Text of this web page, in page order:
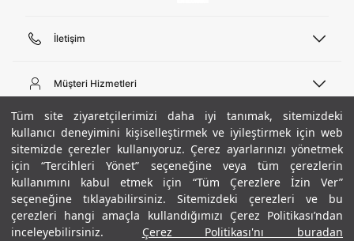
Tüm site ziyaretçilerimizi daha iyi tanımak, sitemizdeki
kullanıcı deneyimini kişiselleştirmek ve iyileştirmek için web
sitemizde çerezler kullanıyoruz. Çerez ayarlarınızı yönetmek
için “Tercihleri Yönet” seçeneğine veya tüm çerezlerin
kullanımını kabul etmek için “Tüm Çerezlere İzin Ver”
seçeneğine tıklayabilirsiniz. Sitemizdeki çerezleri ve bu
çerezleri hangi amaçla kullandığımızı Çerez Politikası’ndan
inceleyebilirsiniz.
Çerez Politikası'nı buradan
İletişim
444 02 00
Pazartesi - Cuma 09:00 - 18:00
E-posta
bilgi@underarmour.com
Müşteri Hizmetleri
Sipariş Sorgulama
Bize Ulaşın
Teslimat Bilgileri
İşlem Rehberi
İade ve Değişimler
Sıkça Sorulan Sorular
Beden Rehberi
Hakkımızda
Ticari Bilgiler
Hükümler ve Koşullar
Gizlilik Politikası
Çerez Politikası
Kariyer
UA Sosyal Medya
Instagram
Facebook
Popüler Kategoriler